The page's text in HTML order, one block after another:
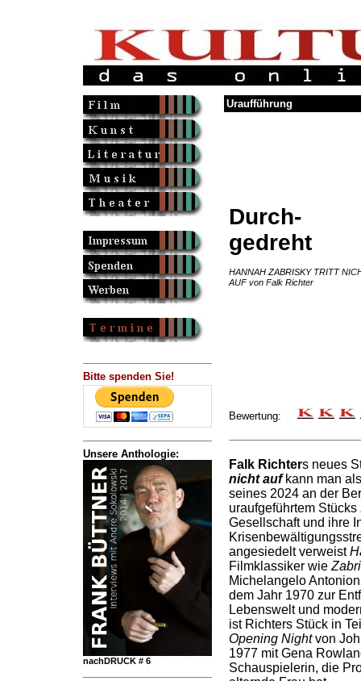
Bitte spenden Sie!
Unsere Anthologie:
nachDRUCK # 6
Uraufführung
Durch-
gedreht
HANNAH ZABRISKY TRITT
AUF von Falk Richter
Bewertung:
Falk Richters neues
nicht aufkann man
seines 2024 an der
uraufgeführtem Stücks
Gesellschaft und ihre
angesiedelt verweist
Filmklassiker wie
Michelangelo
dem Jahr 1970 zur
Lebenswelt und
ist Richters Stück in
Opening Nightvon
1977 mit Gena
Schauspielerin, die